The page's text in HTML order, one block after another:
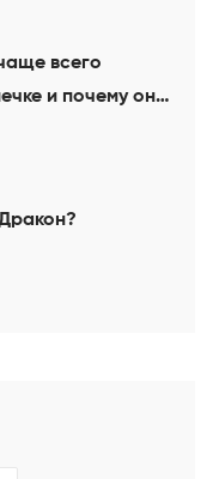
всего
и почему он